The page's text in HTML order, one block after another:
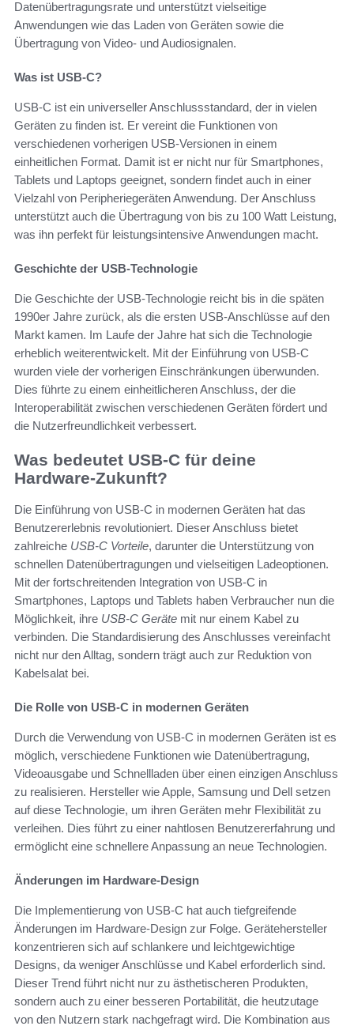
Datenübertragungsrate und unterstützt vielseitige
Anwendungen wie das Laden von Geräten sowie die
Übertragung von Video- und Audiosignalen.
Was ist USB-C?
USB-C ist ein universeller Anschlussstandard, der in vielen
Geräten zu finden ist. Er vereint die Funktionen von
verschiedenen vorherigen USB-Versionen in einem
einheitlichen Format. Damit ist er nicht nur für Smartphones,
Tablets und Laptops geeignet, sondern findet auch in einer
Vielzahl von Peripheriegeräten Anwendung. Der Anschluss
unterstützt auch die Übertragung von bis zu 100 Watt Leistung,
was ihn perfekt für leistungsintensive Anwendungen macht.
Geschichte der USB-Technologie
Die Geschichte der USB-Technologie reicht bis in die späten
1990er Jahre zurück, als die ersten USB-Anschlüsse auf den
Markt kamen. Im Laufe der Jahre hat sich die Technologie
erheblich weiterentwickelt. Mit der Einführung von USB-C
wurden viele der vorherigen Einschränkungen überwunden.
Dies führte zu einem einheitlicheren Anschluss, der die
Interoperabilität zwischen verschiedenen Geräten fördert und
die Nutzerfreundlichkeit verbessert.
Was bedeutet USB-C für deine
Hardware-Zukunft?
Die Einführung von USB-C in modernen Geräten hat das
Benutzererlebnis revolutioniert. Dieser Anschluss bietet
zahlreiche USB-C Vorteile, darunter die Unterstützung von
schnellen Datenübertragungen und vielseitigen Ladeoptionen.
Mit der fortschreitenden Integration von USB-C in
Smartphones, Laptops und Tablets haben Verbraucher nun die
Möglichkeit, ihre USB-C Geräte mit nur einem Kabel zu
verbinden. Die Standardisierung des Anschlusses vereinfacht
nicht nur den Alltag, sondern trägt auch zur Reduktion von
Kabelsalat bei.
Die Rolle von USB-C in modernen Geräten
Durch die Verwendung von USB-C in modernen Geräten ist es
möglich, verschiedene Funktionen wie Datenübertragung,
Videoausgabe und Schnellladen über einen einzigen Anschluss
zu realisieren. Hersteller wie Apple, Samsung und Dell setzen
auf diese Technologie, um ihren Geräten mehr Flexibilität zu
verleihen. Dies führt zu einer nahtlosen Benutzererfahrung und
ermöglicht eine schnellere Anpassung an neue Technologien.
Änderungen im Hardware-Design
Die Implementierung von USB-C hat auch tiefgreifende
Änderungen im Hardware-Design zur Folge. Gerätehersteller
konzentrieren sich auf schlankere und leichtgewichtige
Designs, da weniger Anschlüsse und Kabel erforderlich sind.
Dieser Trend führt nicht nur zu ästhetischeren Produkten,
sondern auch zu einer besseren Portabilität, die heutzutage
von den Nutzern stark nachgefragt wird. Die Kombination aus